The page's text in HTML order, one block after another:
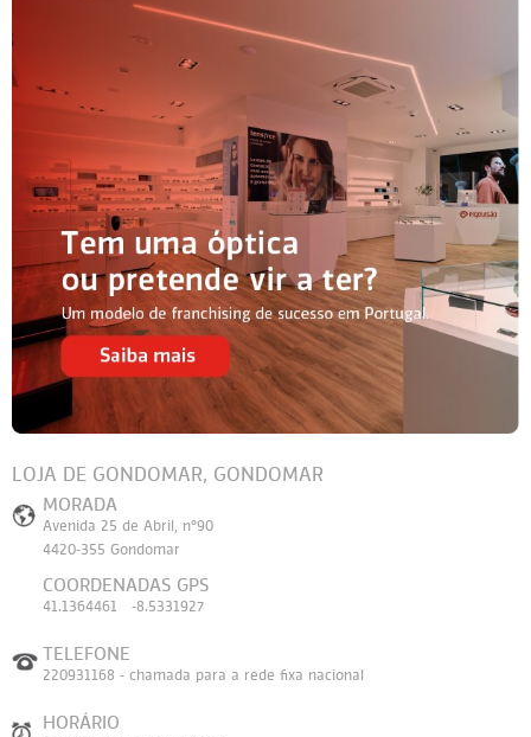
LOJA DE GONDOMAR, GONDOMAR
MORADA
Avenida 25 de Abril, nº90
4420-355 Gondomar
COORDENADAS GPS
41.1364461 -8.5331927
TELEFONE
220931168 - chamada para a rede fixa nacional
HORÁRIO